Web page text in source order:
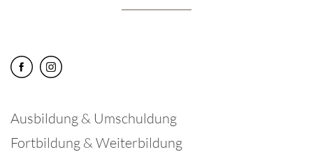
Ausbildung & Umschuldung
Fortbildung & Weiterbildung